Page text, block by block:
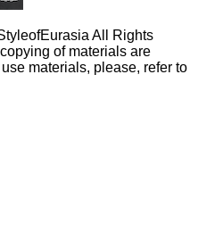
All Rights
of materials are
materials, please, refer to